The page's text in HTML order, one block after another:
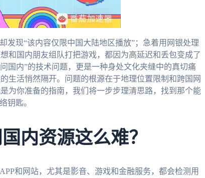
发现“该内容仅限中国大陆地区播放”；急着用网银处理
和国内朋友组队打把游戏，都因为高延迟和丢包变成了
国内”的技术问题，更是一种身处文化夹缝中的真切痛
生活悄然隔开。问题的根源在于地理位置限制和跨国网
为你准备的指南，我们将一步步理清思路，找到那个能
钥匙。
内资源这么难？
和网站，尤其是影音、游戏和金融服务，都会检测用